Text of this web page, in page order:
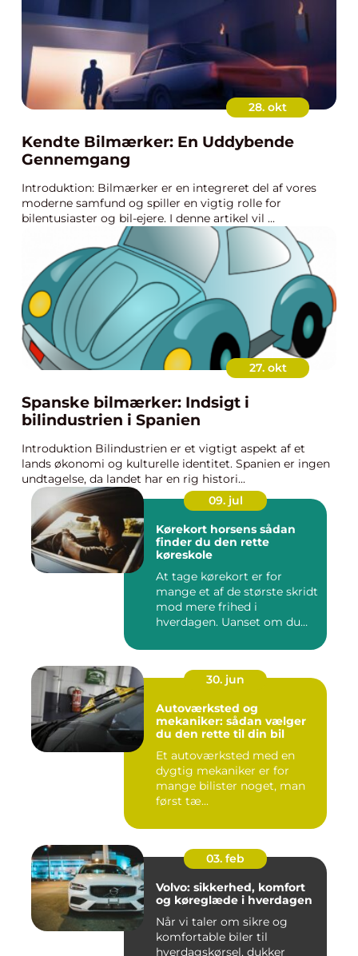
28. okt
Kendte Bilmærker: En Uddybende
Gennemgang
Introduktion: Bilmærker er en integreret del af vores
moderne samfund og spiller en vigtig rolle for
bilentusiaster og bil-ejere. I denne artikel vil ...
27. okt
Spanske bilmærker: Indsigt i
bilindustrien i Spanien
Introduktion Bilindustrien er et vigtigt aspekt af et
lands økonomi og kulturelle identitet. Spanien er ingen
undtagelse, da landet har en rig histori...
09. jul
Kørekort horsens sådan
finder du den rette
køreskole
At tage kørekort er for
mange et af de største skridt
mod mere frihed i
hverdagen. Uanset om du
30. jun
Autoværksted og
mekaniker: sådan vælger
du den rette til din bil
Et autoværksted med en
dygtig mekaniker er for
mange bilister noget, man
først tæ...
03. feb
Volvo: sikkerhed, komfort
og køreglæde i hverdagen
Når vi taler om sikre og
komfortable biler til
hverdagskørsel, dukker